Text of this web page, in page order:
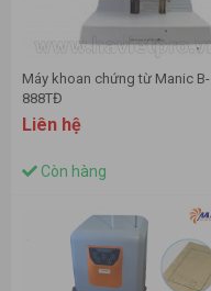
Máy khoan chứng từ Manic B-
888TĐ
Liên hệ
Còn hàng